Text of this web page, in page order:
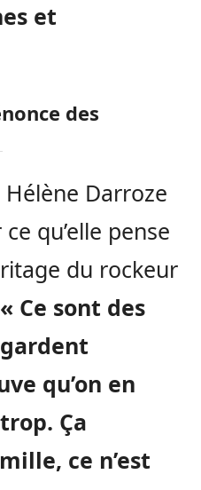
et
des
Darroze
qu’elle pense
du rockeur
« Ce sont des
qu’on en
Ça
ce n’est